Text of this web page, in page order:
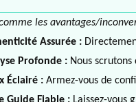
les avantages/
Assurée :
Profonde : Nous
Éclairé : Armez-vous de